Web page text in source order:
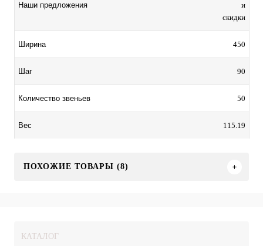
Наши предложения
и
скидки
Ширина 450
Шаг 90
Количество звеньев 50
Вес 115.19
ПОХОЖИЕ ТОВАРЫ (8)
КАТАЛОГ